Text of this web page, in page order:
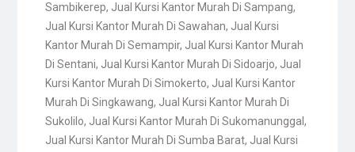
Sambikerep, Jual Kursi Kantor Murah Di Sampang,
Jual Kursi Kantor Murah Di Sawahan, Jual Kursi
Kantor Murah Di Semampir, Jual Kursi Kantor Murah
Di Sentani, Jual Kursi Kantor Murah Di Sidoarjo, Jual
Kursi Kantor Murah Di Simokerto, Jual Kursi Kantor
Murah Di Singkawang, Jual Kursi Kantor Murah Di
Sukolilo, Jual Kursi Kantor Murah Di Sukomanunggal ,
Jual Kursi Kantor Murah Di Sumba Barat, Jual Kursi